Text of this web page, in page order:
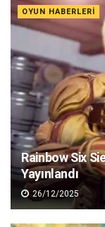
OYUN HABERLERI
Rainbow Six
Yayınlandı
26/12/2025